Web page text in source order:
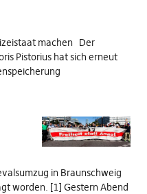
machen Der
Pistorius hat sich erneut
in Braunschweig
worden. [1] Gestern Abend